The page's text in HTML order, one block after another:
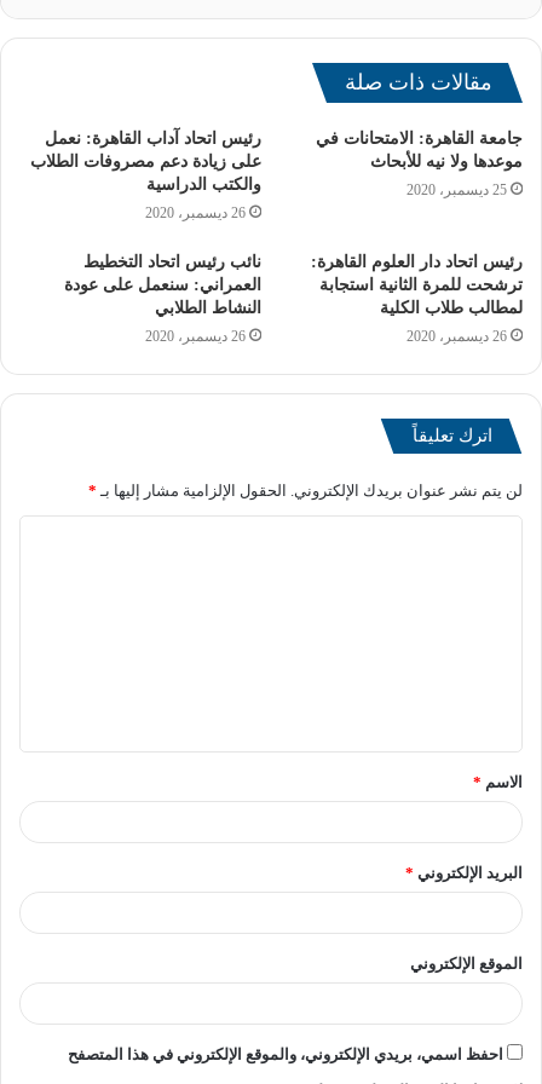
تطوير العملية التعليمية
في جامعة الأزهر
خلال المؤتمر الصحفي، شدد الدكتور داود على أن جامعة الأزهر
مناهج التعليم الأزهري
الثانوي
للمرحلة الثانوية في المعاهد العادية والنموذجية، اعتباراً من
مقالات ذات صلة
جامعة القاهرة: الامتحانات في
موعدها ولا نيه للأبحاث
25 ديسمبر، 2020
رئيس اتحاد آداب القاهرة: نعمل
على زيادة دعم مصروفات الطلاب
والكتب الدراسية
26 ديسمبر، 2020
رئيس اتحاد دار العلوم القاهرة:
ترشحت للمرة الثانية استجابة
لمطالب طلاب الكلية
26 ديسمبر، 2020
نائب رئيس اتحاد التخطيط
العمراني: سنعمل على عودة
النشاط الطلابي
26 ديسمبر، 2020
اترك تعليقاً
لن يتم نشر عنوان بريدك الإلكتروني. الحقول الإلزامية مشار إليها بـ *
الاسم *
البريد الإلكتروني *
الموقع الإلكتروني
احفظ اسمي، بريدي الإلكتروني، والموقع الإلكتروني في هذا المتصفح